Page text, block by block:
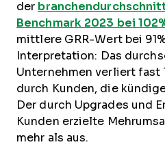
der
Benchmark 2023 bei
mittlere GRR-Wert bei
Interpretation: Das
Unternehmen verliert fast
durch Kunden, die
Der durch Upgrades und
Kunden erzielte
mehr als aus.